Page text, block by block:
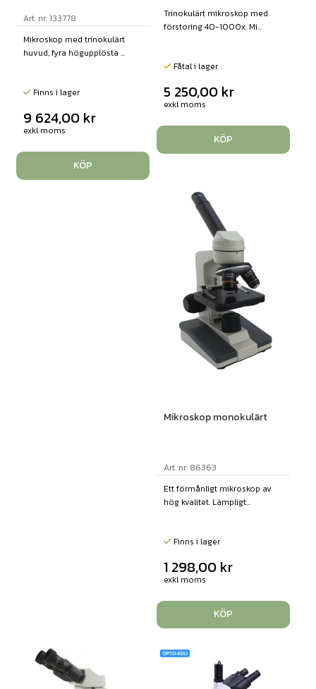
Art. nr: 133778
Mikroskop med trinokulärt
huvud, fyra högupplösta ...
Finns i lager
9 624,00 kr
exkl moms
KÖP
Trinokulärt mikroskop med
förstoring 40-1000x. Mi...
Fåtal i lager
5 250,00 kr
exkl moms
KÖP
Mikroskop monokulärt
Art. nr: 86363
Ett förmånligt mikroskop av
hög kvalitet. Lämpligt...
Finns i lager
1 298,00 kr
exkl moms
KÖP